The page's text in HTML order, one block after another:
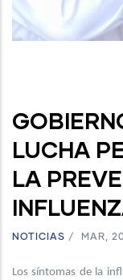
LUCHA
LA
NOTICIAS / MAR,
Los síntomas de la